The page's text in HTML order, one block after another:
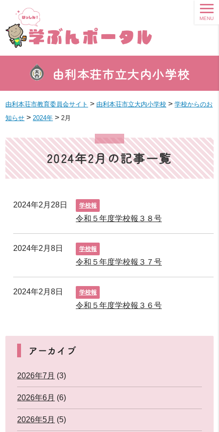
由利本荘市立大内小学校
MENU
由利本荘市教育委員会サイト > 由利本荘市立大内小学校 >学校からのお
知らせ > 2024年 > 2月
2024年2月の記事一覧
2024年2月28日 学校報
令和５年度学校報３８号
2024年2月8日 学校報
令和５年度学校報３７号
2024年2月8日 学校報
令和５年度学校報３６号
アーカイブ
2026年7月 (3)
2026年6月 (6)
2026年5月 (5)